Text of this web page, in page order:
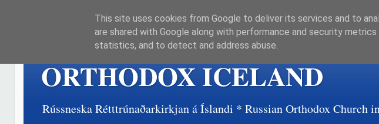
ORTHODOX ICELAND
Rússneska Rétttrúnaðarkirkjan á Íslandi * Russian Orthodox Church
This site uses cookies from Google to deliver its services and to
are shared with Google along with performance and security
statistics, and to detect and address abuse.